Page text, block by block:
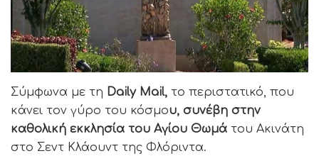
Σύμφωνα με τη Daily Mail, το περιστατικό, που
κάνει τον γύρο του κόσμου, συνέβη στην
καθολική εκκλησία του Αγίου Θωμά του Ακινάτη
στο Σεντ Κλάουντ της Φλόριντα.